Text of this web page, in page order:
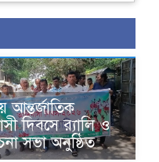
আন্তর্জাতিক
দিবসে র‍্যালি ও
সভা অনুষ্ঠিত